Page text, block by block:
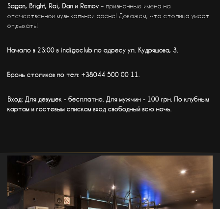
Sagan, Bright, Rai, Dan и Remov – признанные имена на
отечественной музыкальной арене! Докажем, что столица умеет
отдыхать!
Начало в 23:00 в indigoclub по адресу ул. Кудряшова, 3.
Бронь столиков по тел: +38044 500 00 11.
Вход: Для девушек - бесплатно. Для мужчин - 100 грн. По клубным
картам и гостевым спискам вход свободный всю ночь.